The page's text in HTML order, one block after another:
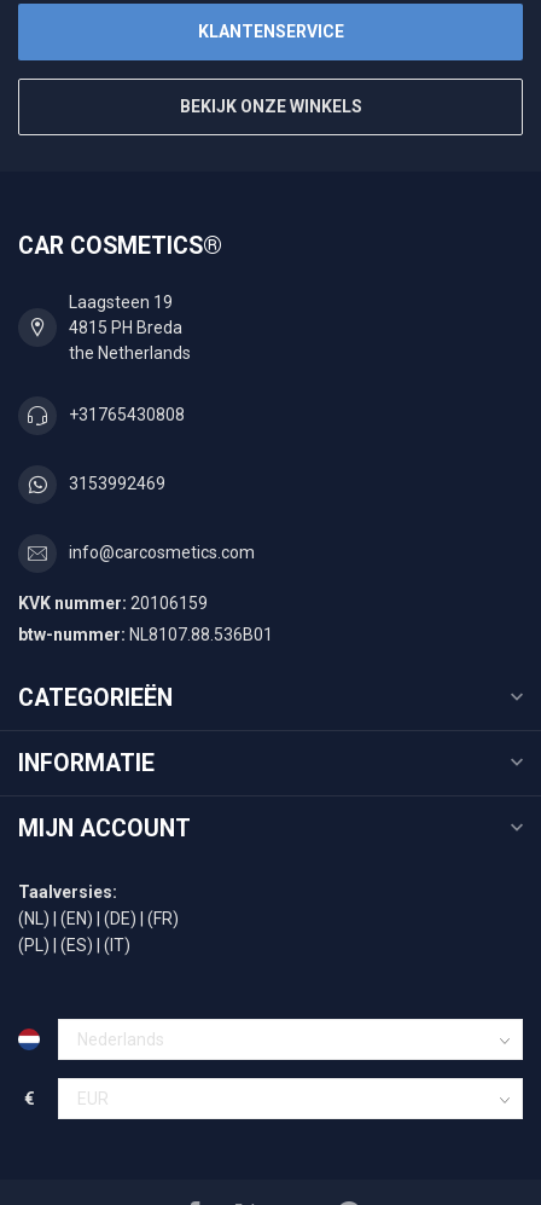
KLANTENSERVICE
BEKIJK ONZE WINKELS
CAR COSMETICS®
Laagsteen 19
4815 PH Breda
the Netherlands
+31765430808
3153992469
info@carcosmetics.com
KVK nummer: 20106159
btw-nummer: NL8107.88.536B01
CATEGORIEËN
INFORMATIE
MIJN ACCOUNT
Taalversies:
(NL)
(EN) (DE)
(FR)
(PL)
(ES) (IT)
€